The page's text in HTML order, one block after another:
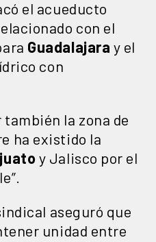
el acueducto
con el
Guadalajara y el
con
también la zona de
ha existido la
y Jalisco por el
aseguró que
unidad entre